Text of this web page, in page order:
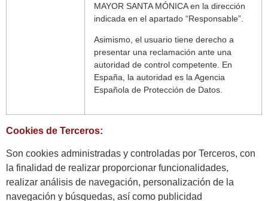
MAYOR SANTA MÓNICA en la dirección
indicada en el apartado “Responsable”.
Asimismo, el usuario tiene derecho a
presentar una reclamación ante una
autoridad de control competente. En
España, la autoridad es la Agencia
Española de Protección de Datos.
Cookies de Terceros:
Son cookies administradas y controladas por Terceros, con
la finalidad de realizar proporcionar funcionalidades,
realizar análisis de navegación, personalización de la
navegación y búsquedas, así como publicidad